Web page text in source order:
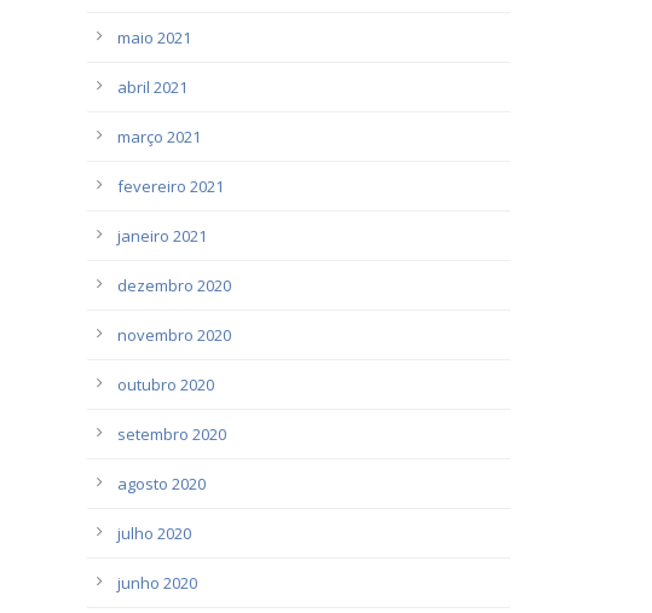
maio 2021
abril 2021
março 2021
fevereiro 2021
janeiro 2021
dezembro 2020
novembro 2020
outubro 2020
setembro 2020
agosto 2020
julho 2020
junho 2020